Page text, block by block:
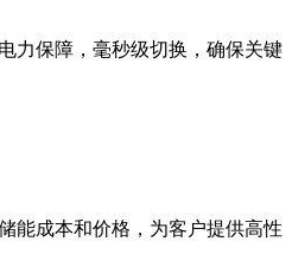
力保障，毫秒级切换，确保关键
能成本和价格，为客户提供高性